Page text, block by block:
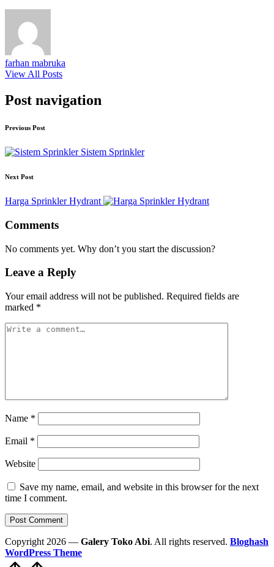
farhan mabruka
View All Posts
Post navigation
Previous Post
Sistem Sprinkler
Next Post
Harga Sprinkler Hydrant
Comments
No comments yet. Why don’t you start the discussion?
Leave a Reply
Your email address will not be published. Required fields are
marked *
Name *
Email *
Website
Save my name, email, and website in this browser for the next
time I comment.
Copyright 2026 — Galery Toko Abi. All rights reserved. Bloghash
WordPress Theme